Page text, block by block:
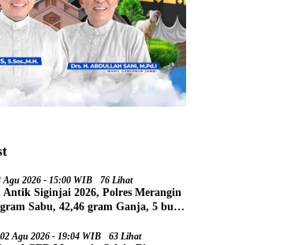
Agu 2026 - 15:00 WIB 76 Lihat
Antik Siginjai 2026, Polres Merangin
Sabu, 42,46 gram Ganja, 5 butir
Agu 2026 - 19:04 WIB 63 Lihat